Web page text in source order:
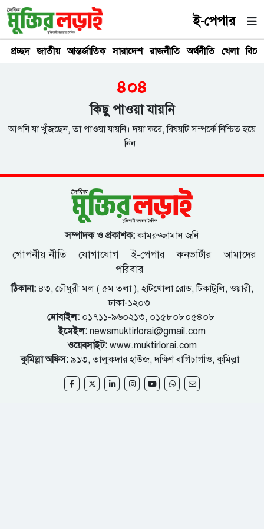
ই-পেপার
প্রচ্ছদ জাতীয় আন্তর্জাতিক সারাদেশ রাজনীতি অর্থনীতি খেলা
৪০৪
কিছু পাওয়া যায়নি
আপনি যা খুঁজছেন, তা পাওয়া যায়নি। দয়া করে, বিষয়টি সম্পর্কে নিশ্চিত হয়ে
নিন।
সম্পাদক ও প্রকাশক:কামরুজ্জামান জনি
গোপনীয় নীতি যোগাযোগ ই-পেপার কনভার্টার
আমাদের
পরিবার
ঠিকানা:৪৩, চৌধুরী মল ( ৫ম তলা ), হাটখোলা রোড, টিকাটুলি, ওয়ারী,
ঢাকা-১২০৩।
মোবাইল:০১৭১১-৯৬০২১৩, ০১৫৮০৮০৫৪০৮
ইমেইল: newsmuktirlorai@gmail.com
ওয়েবসাইট: www.muktirlorai.com
কুমিল্লা অফিস: ৯১৩, তালুকদার হাউজ, দক্ষিণ বাগিচাগাঁও, কুমিল্লা।